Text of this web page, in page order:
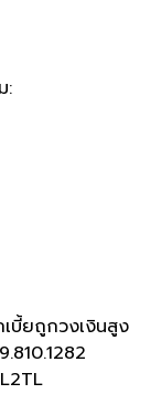
:
บี้ยถูกวงเงินสูง